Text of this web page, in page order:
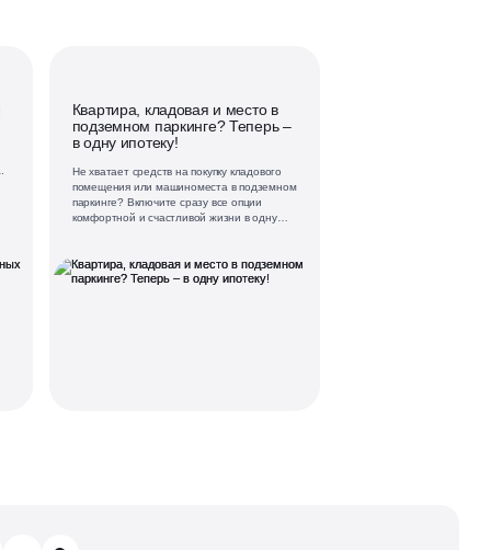
Квартира, кладовая и место в
подземном паркинге? Теперь –
в одну ипотеку!
Не хватает средств на покупку кладового
помещения или машиноместа в подземном
паркинге? Включите сразу все опции
комфортной и счастливой жизни в одну